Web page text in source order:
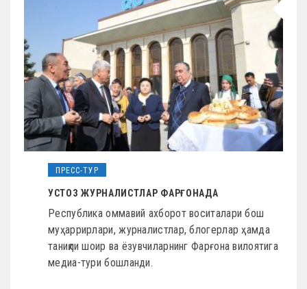
ПРЕСС-ТУР
УСТОЗ ЖУРНАЛИСТЛАР ФАРҒОНАДА
Республика оммавий ахборот воситалари бош
муҳаррирлари, журналистлар, блогерлар ҳамда
таниқли шоир ва ёзувчиларнинг Фарғона вилоятига
медиа-тури бошланди.